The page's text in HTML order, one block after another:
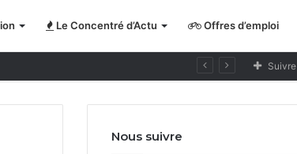
Le Concentré d’Actu Offres d’emploi
Suivre
Nous suivre